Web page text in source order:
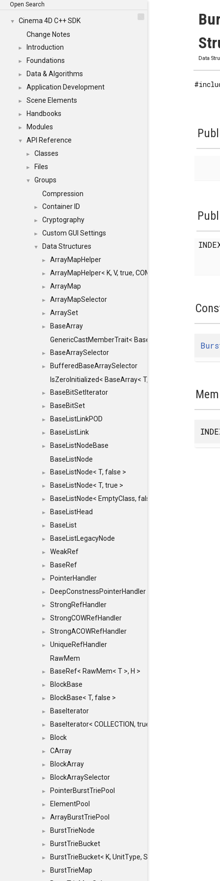
Open Search
▼
Cinema 4D C++ SDK
Change Notes
► Introduction
► Foundations
► Data & Algorithms
► Application Development
► Scene Elements
► Handbooks
► Modules
▼ API Reference
► Classes
► Files
▼
Groups
Compression
► Container ID
► Cryptography
► Custom GUI Settings
▼ Data Structures
► ArrayMapHelper
► ArrayMapHelper< K, V, true, COMPARE, ARRAY >
► ArrayMap
► ArrayMapSelector
► ArraySet
►
BaseArray
GenericCastMemberTrait< BaseArray< TO >,
► BaseArraySelector
►
BufferedBaseArraySelector
IsZeroInitialized< BaseArray< T, MINCHUNKSIZE,
► BaseBitSetIterator
► BaseBitSet
► BaseListLinkPOD
► BaseListLink
►
BaseListNodeBase
BaseListNode
► BaseListNode< T, false >
► BaseListNode< T, true >
► BaseListNode< EmptyClass, false >
► BaseListHead
► BaseList
► BaseListLegacyNode
► WeakRef
► BaseRef
► PointerHandler
► DeepConstnessPointerHandler
► StrongRefHandler
► StrongCOWRefHandler
► StrongACOWRefHandler
►
UniqueRefHandler
RawMem
► BaseRef< RawMem< T >, H >
► BlockBase
► BlockBase< T, false >
► BaseIterator
► BaseIterator< COLLECTION, true >
► Block
► CArray
► BlockArray
► BlockArraySelector
► PointerBurstTriePool
► ElementPool
► ArrayBurstTriePool
► BurstTrieNode
► BurstTrieBucket
► BurstTrieBucket< K, UnitType, SIZE >
►
BurstTrieMap
Data